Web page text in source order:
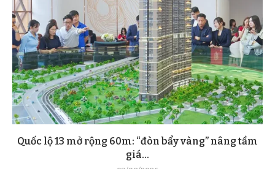
Quốc lộ 13 mở rộng 60m: “đòn bẩy vàng” nâng tầm
giá...